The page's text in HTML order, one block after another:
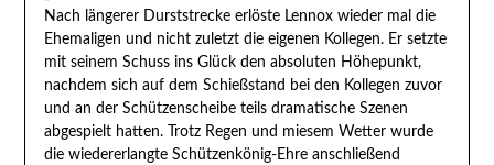
Nach längerer Durststrecke erlöste Lennox wieder mal die
Ehemaligen und nicht zuletzt die eigenen Kollegen. Er setzte
mit seinem Schuss ins Glück den absoluten Höhepunkt,
nachdem sich auf dem Schießstand bei den Kollegen zuvor
und an der Schützenscheibe teils dramatische Szenen
abgespielt hatten. Trotz Regen und miesem Wetter wurde
die wiedererlangte Schützenkönig-Ehre anschließend